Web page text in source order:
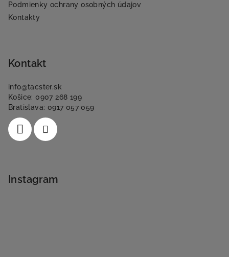
Podmienky ochrany osobných údajov
Kontakty
Kontakt
info@tacster.sk
Košice: 0907 268 199
Bratislava: 0917 057 059
Instagram